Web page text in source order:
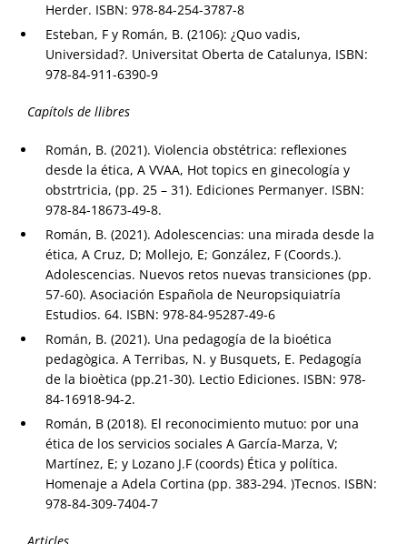
Herder. ISBN: 978-84-254-3787-8
Esteban, F y Román, B. (2106): ¿Quo vadis,
Universidad?. Universitat Oberta de Catalunya, ISBN:
978-84-911-6390-9
Capítols de llibres
Román, B. (2021). Violencia obstétrica: reflexiones
desde la ética, A VVAA, Hot topics en ginecología y
obstrtricia, (pp. 25 – 31). Ediciones Permanyer. ISBN:
978-84-18673-49-8.
Román, B. (2021). Adolescencias: una mirada desde la
ética, A Cruz, D; Mollejo, E; González, F (Coords.).
Adolescencias. Nuevos retos nuevas transiciones (pp.
57-60). Asociación Española de Neuropsiquiatría
Estudios. 64. ISBN: 978-84-95287-49-6
Román, B. (2021). Una pedagogía de la bioética
pedagògica. A Terribas, N. y Busquets, E. Pedagogía
de la bioètica (pp.21-30). Lectio Ediciones. ISBN: 978-
84-16918-94-2.
Román, B (2018). El reconocimiento mutuo: por una
ética de los servicios sociales A García-Marza, V;
Martínez, E; y Lozano J.F (coords) Ética y política.
Homenaje a Adela Cortina (pp. 383-294. )Tecnos. ISBN:
978-84-309-7404-7